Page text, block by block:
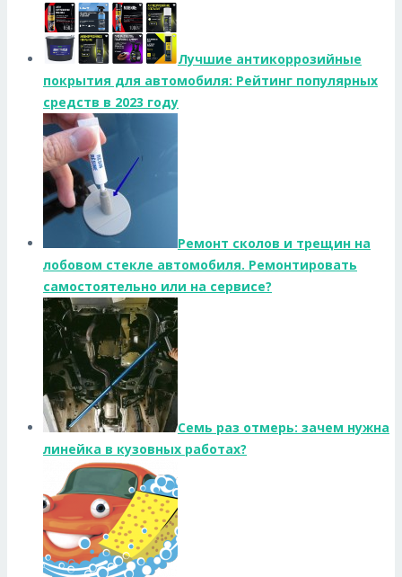
Лучшие антикоррозийные
покрытия для автомобиля: Рейтинг популярных
средств в 2023 году
Ремонт сколов и трещин на
лобовом стекле автомобиля. Ремонтировать
самостоятельно или на сервисе?
Семь раз отмерь: зачем нужна
линейка в кузовных работах?